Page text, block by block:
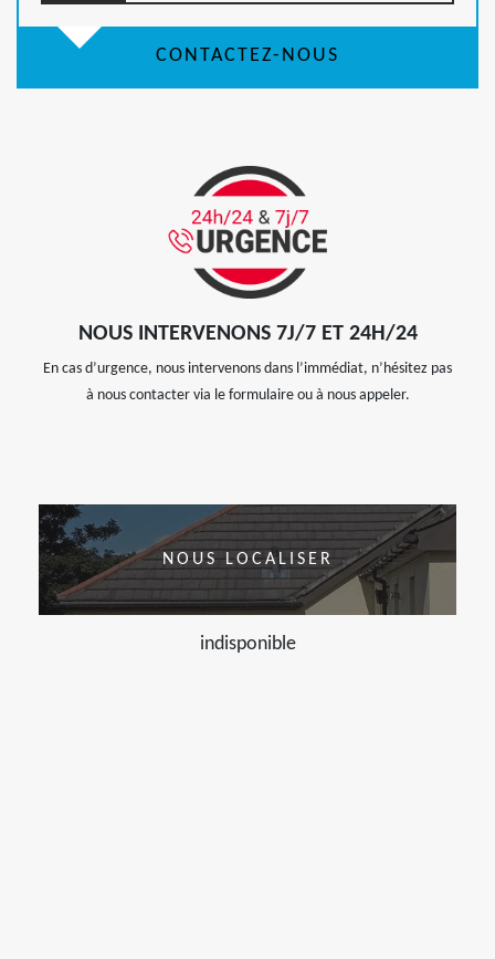
CONTACTEZ-NOUS
NOUS INTERVENONS 7J/7 ET 24H/24
En cas d’urgence, nous intervenons dans l’immédiat, n’hésitez pas
à nous contacter via le formulaire ou à nous appeler.
NOUS LOCALISER
indisponible